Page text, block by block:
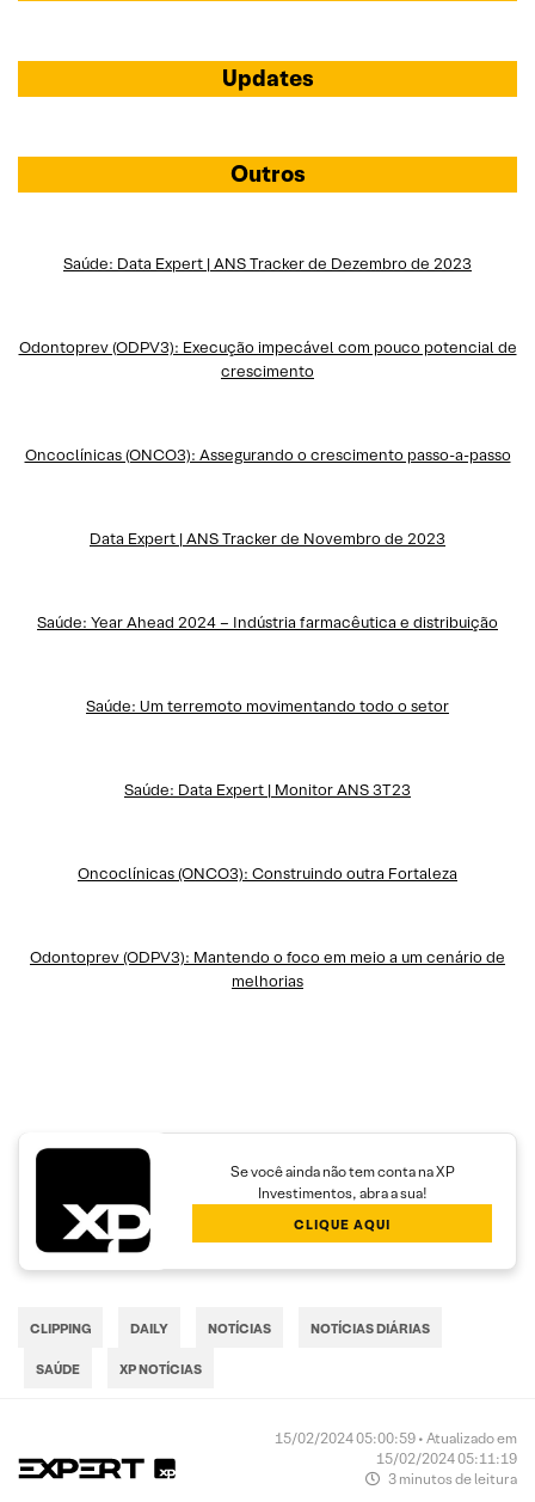
Updates
Outros
Saúde: Data Expert | ANS Tracker de Dezembro de 2023
Odontoprev (ODPV3): Execução impecável com pouco potencial de
crescimento
Oncoclínicas (ONCO3): Assegurando o crescimento passo-a-passo
Data Expert | ANS Tracker de Novembro de 2023
Saúde: Year Ahead 2024 – Indústria farmacêutica e distribuição
Saúde: Um terremoto movimentando todo o setor
Saúde: Data Expert | Monitor ANS 3T23
Oncoclínicas (ONCO3): Construindo outra Fortaleza
Odontoprev (ODPV3): Mantendo o foco em meio a um cenário de
melhorias
Se você ainda não tem conta na XP
Investimentos, abra a sua!
CLIQUE AQUI
CLIPPING DAILY NOTÍCIAS NOTÍCIAS DIÁRIAS
SAÚDE XP NOTÍCIAS
15/02/2024 05:00:59 • Atualizado em
15/02/2024 05:11:19
3 minutos de leitura